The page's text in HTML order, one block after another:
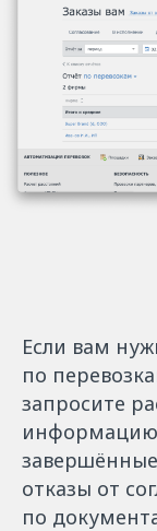
Если вам
по
запросите
информацию
отказы от
по